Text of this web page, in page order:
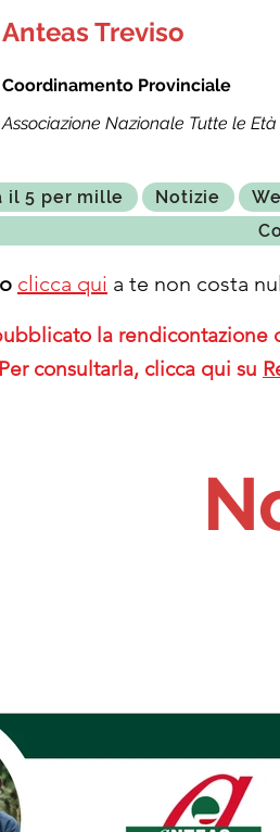
Anteas Treviso
Coordinamento Provinciale
Associazione Nazionale Tutte le
il 5 per mille Notizie
clicca qui a te non costa
la
consultarla, clicca qui su